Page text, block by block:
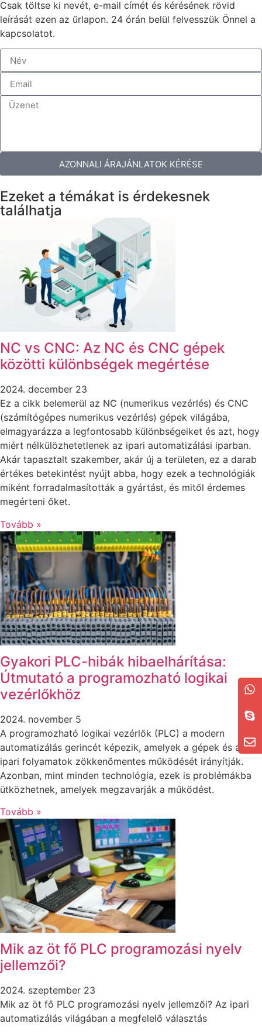
Csak töltse ki nevét, e-mail címét és kérésének rövid
leírását ezen az űrlapon. 24 órán belül felvesszük Önnel a
kapcsolatot.
AZONNALI ÁRAJÁNLATOK KÉRÉSE
Ezeket a témákat is érdekesnek
találhatja
NC vs CNC: Az NC és CNC gépek
közötti különbségek megértése
2024. december 23
Ez a cikk belemerül az NC (numerikus vezérlés) és CNC
(számítógépes numerikus vezérlés) gépek világába,
elmagyarázza a legfontosabb különbségeiket és azt, hogy
miért nélkülözhetetlenek az ipari automatizálási iparban.
Akár tapasztalt szakember, akár új a területen, ez a darab
értékes betekintést nyújt abba, hogy ezek a technológiák
miként forradalmasították a gyártást, és mitől érdemes
megérteni őket.
Tovább »
Gyakori PLC-hibák hibaelhárítása:
Útmutató a programozható logikai
vezérlőkhöz
2024. november 5
A programozható logikai vezérlők (PLC) a modern
automatizálás gerincét képezik, amelyek a gépek és az
ipari folyamatok zökkenőmentes működését irányítják.
Azonban, mint minden technológia, ezek is problémákba
ütközhetnek, amelyek megzavarják a működést.
Tovább »
Mik az öt fő PLC programozási nyelv
jellemzői?
2024. szeptember 23
Mik az öt fő PLC programozási nyelv jellemzői? Az ipari
automatizálás világában a megfelelő választás